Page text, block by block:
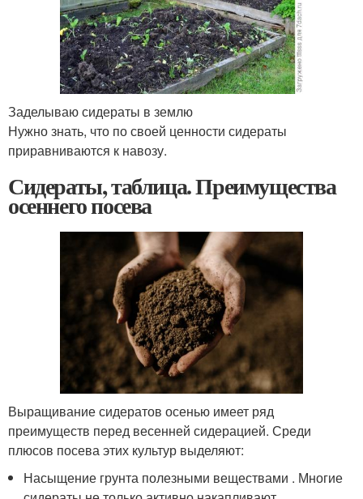
Заделываю сидераты в землю
Нужно знать, что по своей ценности сидераты
приравниваются к навозу.
Сидераты, таблица. Преимущества
осеннего посева
Выращивание сидератов осенью имеет ряд
преимуществ перед весенней сидерацией. Среди
плюсов посева этих культур выделяют:
Насыщение грунта полезными веществами . Многие